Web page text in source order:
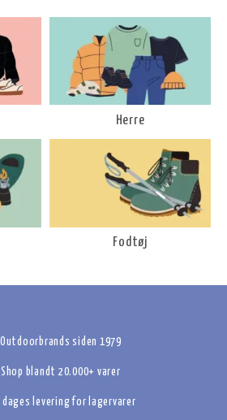
Herre
Fodtøj
Outdoorbrands siden 1979
Shop blandt 20.000+ varer
dages levering for lagervarer